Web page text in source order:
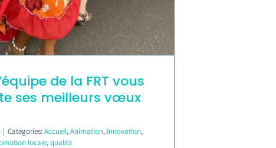
de la FRT vous
ses meilleurs vœux
| Categories:Accueil,Animation, Innovation,
locale,qualite